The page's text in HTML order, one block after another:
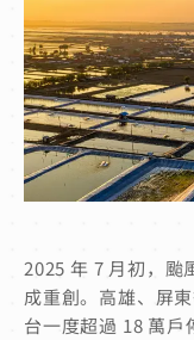
2025 年 7 月初，颱
成重創。高雄、屏
台一度超過 18 萬